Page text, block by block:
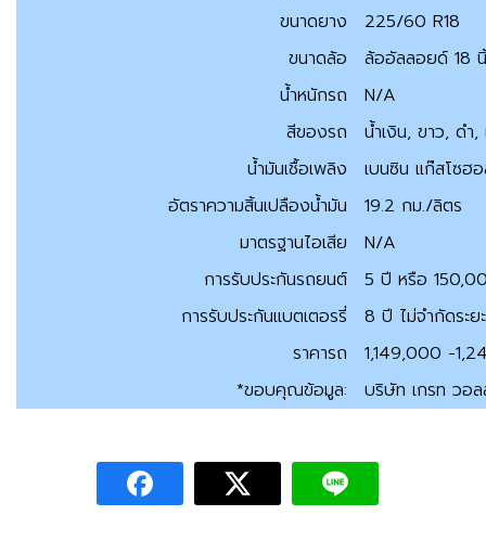
ขนาดยาง
225/60 R18
ขนาดล้อ
ล้ออัลลอยด์ 18
น้ำหนักรถ
N/A
สีของรถ
น้ำเงิน, ขาว, ดำ,
น้ำมันเชื้อเพลิง
เบนซิน แก๊สโซฮ
อัตราความสิ้นเปลืองน้ำมัน
19.2 กม./ลิตร
มาตรฐานไอเสีย
N/A
การรับประกันรถยนต์
5 ปี หรือ
การรับประกันแบตเตอรรี่
8 ปี ไม่จำกัดระย
ราคารถ
1,149,000 -
*ขอบคุณข้อมูล: บริษัท เกรท วอ